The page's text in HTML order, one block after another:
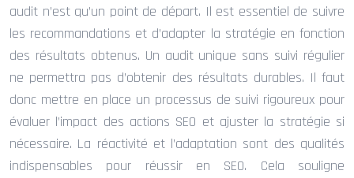
audit n’est qu’un point de départ. Il est essentiel de suivre
les recommandations et d’adapter la stratégie en fonction
des résultats obtenus. Un audit unique sans suivi régulier
ne permettra pas d’obtenir des résultats durables. Il faut
donc mettre en place un processus de suivi rigoureux pour
évaluer l’impact des actions SEO et ajuster la stratégie si
nécessaire. La réactivité et l’adaptation sont des qualités
indispensables pour réussir en SEO. Cela souligne